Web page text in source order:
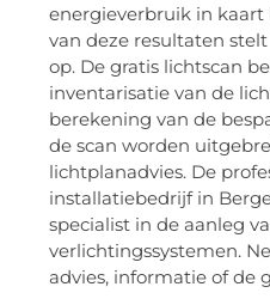
energieverbruik in kaart
van deze resultaten
op. De gratis lichtscan
inventarisatie van de
berekening van de
de scan worden
lichtplanadvies. De
installatiebedrijf in
specialist in de aanleg
verlichtingssystemen.
advies, informatie of de